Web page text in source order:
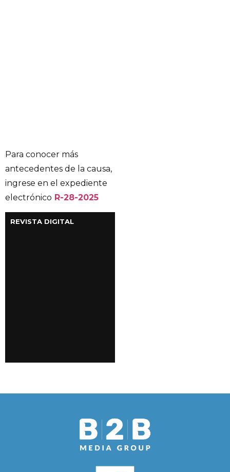
Para conocer más
antecedentes de la causa,
ingrese en el expediente
electrónico R-28-2025
REVISTA DIGITAL